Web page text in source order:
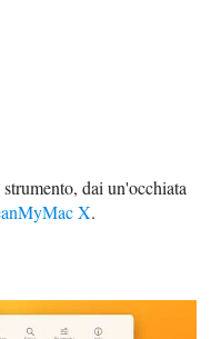
dai un'occhiata
X.